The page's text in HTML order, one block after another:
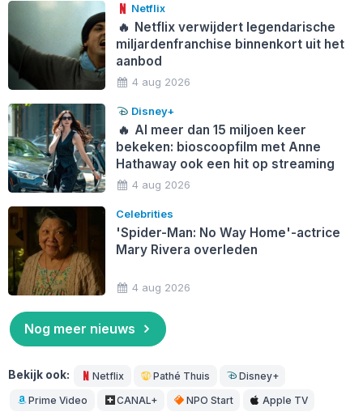
Netflix
🔥 Netflix verwijdert legendarische
miljardenfranchise binnenkort uit het
aanbod
4 aug 2026
Disney+
🔥 Al meer dan 15 miljoen keer
bekeken: bioscoopfilm met Anne
Hathaway ook een hit op streaming
4 aug 2026
Celebrities
'Spider-Man: No Way Home'-actrice
Mary Rivera overleden
4 aug 2026
Nog meer nieuws
Bekijk ook: Netflix Pathé Thuis Disney+
Prime Video CANAL+ NPO Start Apple TV